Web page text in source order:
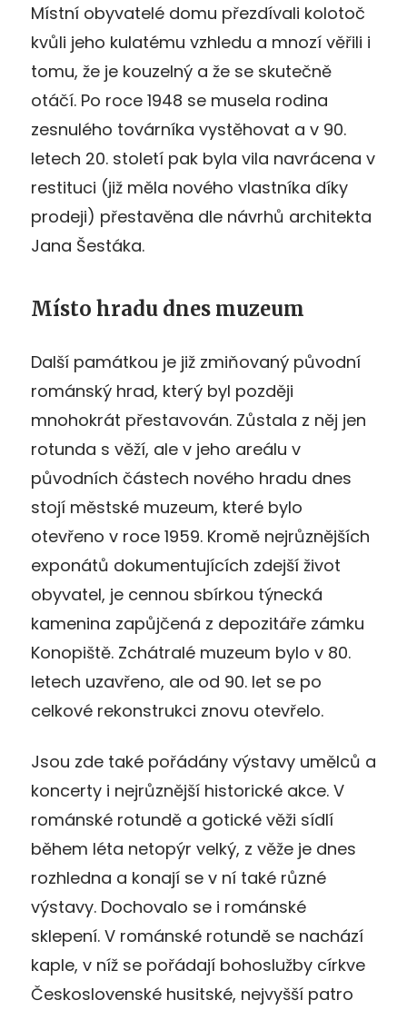
Místní obyvatelé domu přezdívali kolotoč
kvůli jeho kulatému vzhledu a mnozí věřili i
tomu, že je kouzelný a že se skutečně
otáčí. Po roce 1948 se musela rodina
zesnulého továrníka vystěhovat a v 90.
letech 20. století pak byla vila navrácena v
restituci (již měla nového vlastníka díky
prodeji) přestavěna dle návrhů architekta
Jana Šestáka.
Místo hradu dnes muzeum
Další památkou je již zmiňovaný původní
románský hrad, který byl později
mnohokrát přestavován. Zůstala z něj jen
rotunda s věží, ale v jeho areálu v
původních částech nového hradu dnes
stojí městské muzeum, které bylo
otevřeno v roce 1959. Kromě nejrůznějších
exponátů dokumentujících zdejší život
obyvatel, je cennou sbírkou týnecká
kamenina zapůjčená z depozitáře zámku
Konopiště. Zchátralé muzeum bylo v 80.
letech uzavřeno, ale od 90. let se po
celkové rekonstrukci znovu otevřelo.
Jsou zde také pořádány výstavy umělců a
koncerty i nejrůznější historické akce. V
románské rotundě a gotické věži sídlí
během léta netopýr velký, z věže je dnes
rozhledna a konají se v ní také různé
výstavy. Dochovalo se i románské
sklepení. V románské rotundě se nachází
kaple, v níž se pořádají bohoslužby církve
Československé husitské, nejvyšší patro